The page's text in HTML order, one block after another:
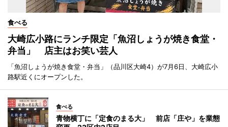
食べる
大崎広小路にランチ限定「魚沼しょうが焼き食堂・
弁当」 店主はお笑い芸人
「魚沼しょうが焼き食堂・弁当」（品川区大崎4）が7月6日、大崎広小
路駅近くにオープンした。
食べる
青物横丁に「定食のまる大」 前店「庄や」を業態